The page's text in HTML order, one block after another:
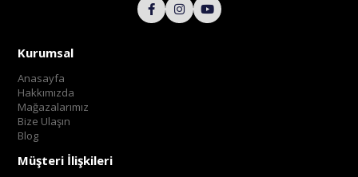
Kurumsal
Anasayfa
Hakkımızda
Mağazalarımız
Bize Ulaşın
Blog
Müşteri İlişkileri